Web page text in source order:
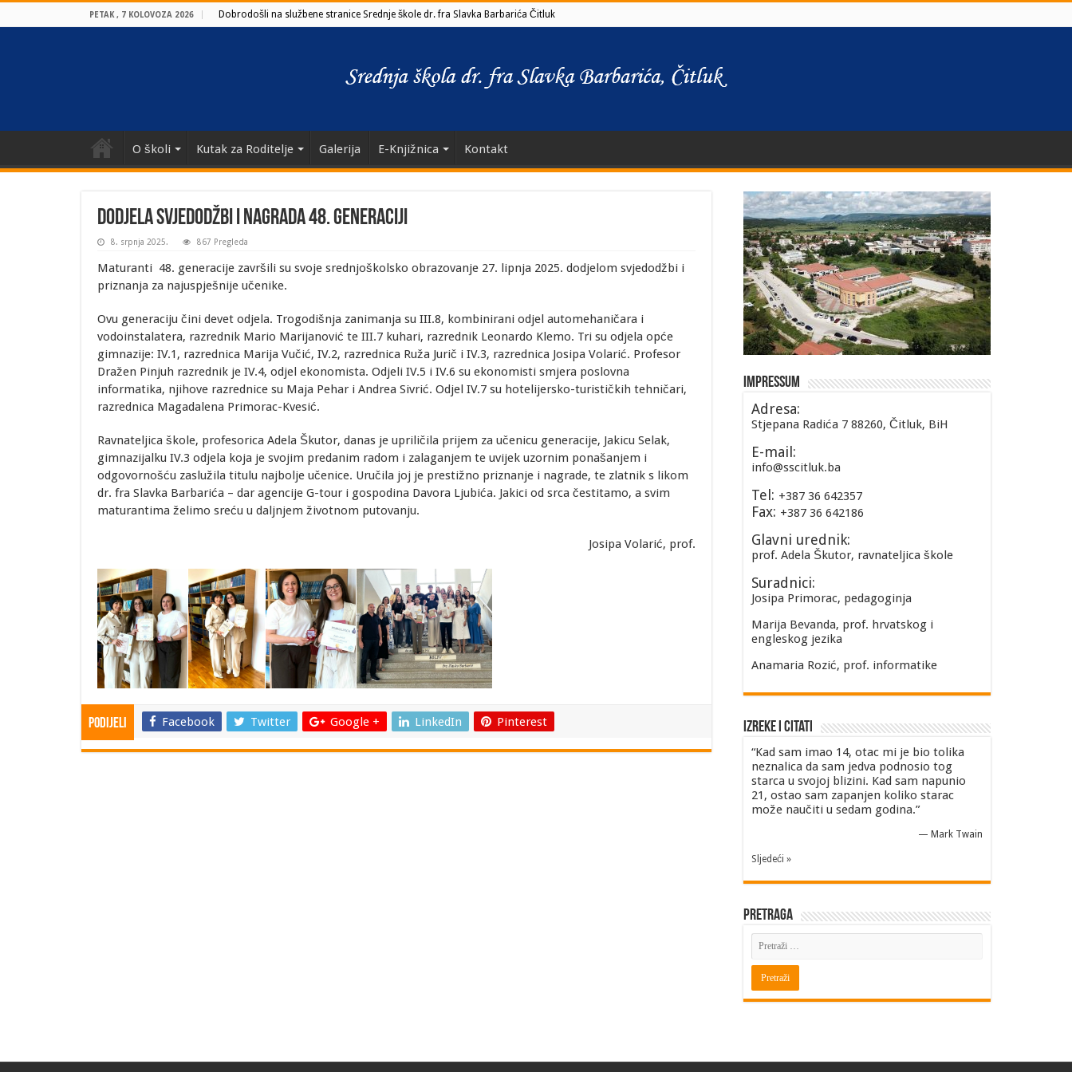
PETAK , 7 KOLOVOZA 2026 Dobrodošli na službene stranice Srednje škole dr. fra Slavka Barbarića Čitluk
O školi Kutak za Roditelje Galerija E-Knjižnica Kontakt
Dodjela svjedodžbi i nagrada 48. generaciji
8. srpnja 2025. 867 Pregleda
Maturanti 48. generacije završili su svoje srednjoškolsko obrazovanje 27. lipnja 2025. dodjelom svjedodžbi i
priznanja za najuspješnije učenike.
Ovu generaciju čini devet odjela. Trogodišnja zanimanja su III.8, kombinirani odjel automehaničara i
vodoinstalatera, razrednik Mario Marijanović te III.7 kuhari, razrednik Leonardo Klemo. Tri su odjela opće
gimnazije: IV.1, razrednica Marija Vučić, IV.2, razrednica Ruža Jurič i IV.3, razrednica Josipa Volarić. Profesor
Dražen Pinjuh razrednik je IV.4, odjel ekonomista. Odjeli IV.5 i IV.6 su ekonomisti smjera poslovna
informatika, njihove razrednice su Maja Pehar i Andrea Sivrić. Odjel IV.7 su hotelijersko-turističkih tehničari,
razrednica Magadalena Primorac-Kvesić.
Ravnateljica škole, profesorica Adela Škutor, danas je upriličila prijem za učenicu generacije, Jakicu Selak,
gimnazijalku IV.3 odjela koja je svojim predanim radom i zalaganjem te uvijek uzornim ponašanjem i
odgovornošću zaslužila titulu najbolje učenice. Uručila joj je prestižno priznanje i nagrade, te zlatnik s likom
dr. fra Slavka Barbarića – dar agencije G-tour i gospodina Davora Ljubića. Jakici od srca čestitamo, a svim
maturantima želimo sreću u daljnjem životnom putovanju.
Josipa Volarić, prof.
Podijeli Facebook Twitter Google + LinkedIn Pinterest
Impressum
Adresa:
Stjepana Radića 7 88260, Čitluk, BiH
E-mail:
info@sscitluk.ba
Tel: +387 36 642357
Fax: +387 36 642186
Glavni urednik:
prof. Adela Škutor, ravnateljica škole
Suradnici:
Josipa Primorac, pedagoginja
Marija Bevanda, prof. hrvatskog i
engleskog jezika
Anamaria Rozić, prof. informatike
Izreke i Citati
“Kad sam imao 14, otac mi je bio tolika
neznalica da sam jedva podnosio tog
starca u svojoj blizini. Kad sam napunio
21, ostao sam zapanjen koliko starac
može naučiti u sedam godina.”
— Mark Twain
Sljedeći »
Pretraga